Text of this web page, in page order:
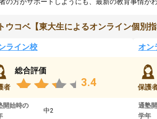
トウコベ【東大生によるオンライン個別
ライン校
者
総合評価
3.4
開始時の
中2
オン
保護
通塾
学年